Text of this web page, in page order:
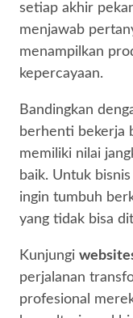
setiap akhir
menjawab
menampilkan
kepercayaan.
Bandingkan
berhenti bekerja
memiliki nilai
baik. Untuk
ingin tumbuh
yang tidak bisa
Kunjungi
perjalanan
profesional